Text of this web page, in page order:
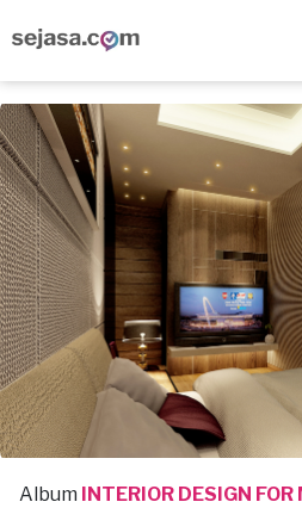
Album INTERIOR DESIGN FOR